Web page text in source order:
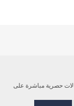
حصرية مباشرة على